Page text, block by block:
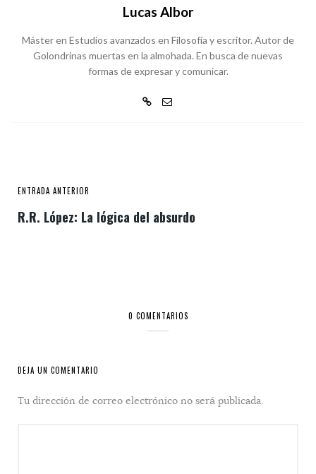
Lucas Albor
Máster en Estudios avanzados en Filosofía y escritor. Autor de
Golondrinas muertas en la almohada. En busca de nuevas
formas de expresar y comunicar.
ENTRADA ANTERIOR
R.R. López: La lógica del absurdo
0 COMENTARIOS
DEJA UN COMENTARIO
Tu dirección de correo electrónico no será publicada.